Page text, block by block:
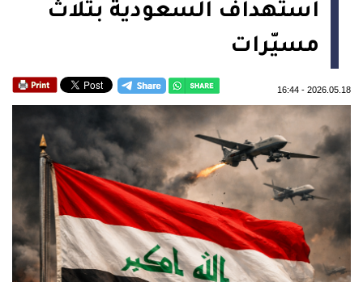
استهداف السعودية بثلاث
مسيّرات
2026.05.18
-
16:44